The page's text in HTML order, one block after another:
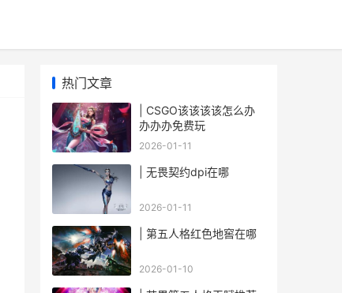
热门文章
| CSGO该该该该怎么办
办办办免费玩
2026-01-11
| 无畏契约dpi在哪
2026-01-11
| 第五人格红色地窖在哪
2026-01-10